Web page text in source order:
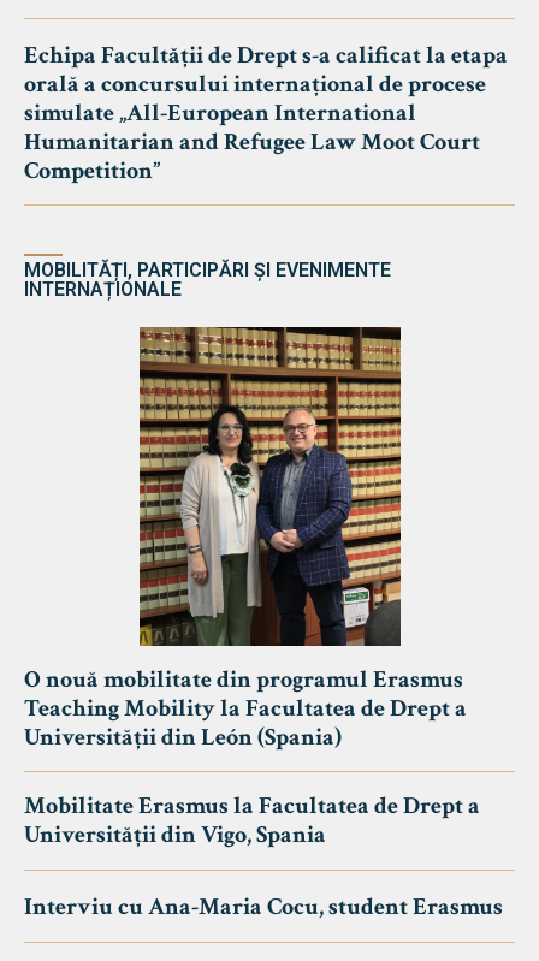
Echipa Facultății de Drept s-a calificat la etapa
orală a concursului internațional de procese
simulate „All-European International
Humanitarian and Refugee Law Moot Court
Competition”
MOBILITĂȚI, PARTICIPĂRI ȘI EVENIMENTE
INTERNAȚIONALE
O nouă mobilitate din programul Erasmus
Teaching Mobility la Facultatea de Drept a
Universității din León (Spania)
Mobilitate Erasmus la Facultatea de Drept a
Universității din Vigo, Spania
Interviu cu Ana-Maria Cocu, student Erasmus